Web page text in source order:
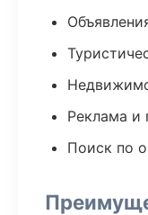
Реклама и
Поиск по